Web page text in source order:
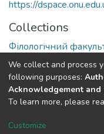
https://
Collections
Філологічний
Full item page
DSpace software
Cookie
We collect and process
following purposes:
Acknowledgement and
To learn more, please
Customize